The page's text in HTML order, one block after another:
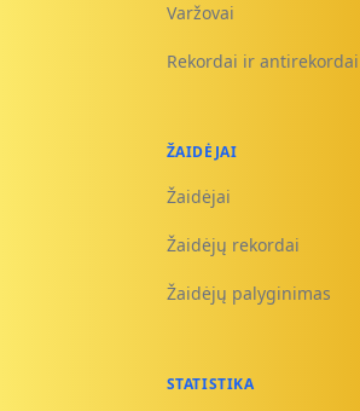
Varžovai
Rekordai ir antirekordai
ŽAIDĖJAI
Žaidėjai
Žaidėjų rekordai
Žaidėjų palyginimas
STATISTIKA